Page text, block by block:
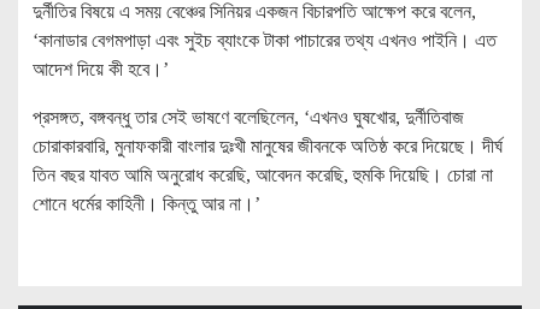
দুর্নীতির বিষয়ে এ সময় বেঞ্চের সিনিয়র একজন বিচারপতি আক্ষেপ করে বলেন,
‘কানাডার বেগমপাড়া এবং সুইচ ব্যাংকে টাকা পাচারের তথ্য এখনও পাইনি। এত
আদেশ দিয়ে কী হবে।’
প্রসঙ্গত, বঙ্গবন্ধু তার সেই ভাষণে বলেছিলেন, ‘এখনও ঘুষখোর, দুর্নীতিবাজ
চোরাকারবারি, মুনাফকারী বাংলার দুঃখী মানুষের জীবনকে অতিষ্ঠ করে দিয়েছে। দীর্ঘ
তিন বছর যাবত আমি অনুরোধ করেছি, আবেদন করেছি, হুমকি দিয়েছি। চোরা না
শোনে ধর্মের কাহিনী। কিন্তু আর না।’